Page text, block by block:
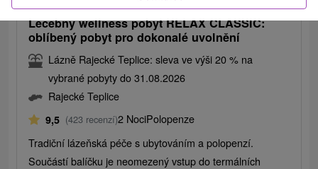
Léčebný wellness pobyt RELAX CLASSIC:
oblíbený pobyt pro dokonalé uvolnění
Lázně Rajecké Teplice: sleva ve výši 20 % na
vybrané pobyty do 31.08.2026
Rajecké Teplice
9,5 (423 recenzí)2 NociPolopenze
Tradiční lázeňská péče s ubytováním a polopenzí.
Součástí balíčku je neomezený vstup do termálních